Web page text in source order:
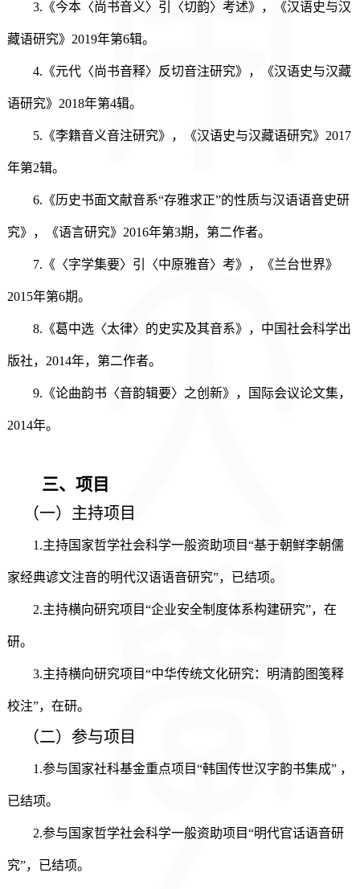
3.《今本〈尚书音义〉引〈切韵〉考述》，《汉语史与汉
藏语研究》2019年第6辑。
4.《元代〈尚书音释〉反切音注研究》，《汉语史与汉藏
语研究》2018年第4辑。
5.《李籍音义音注研究》，《汉语史与汉藏语研究》2017
年第2辑。
6.《历史书面文献音系“存雅求正”的性质与汉语语音史研
究》，《语言研究》2016年第3期，第二作者。
7.《〈字学集要〉引〈中原雅音〉考》，《兰台世界》
2015年第6期。
8.《葛中选〈太律〉的史实及其音系》，中国社会科学出
版社，2014年，第二作者。
9.《论曲韵书〈音韵辑要〉之创新》，国际会议论文集，
2014年。
三、 项目
（一） 主持项目
1.主持国家哲学社会科学一般资助项目“基于朝鲜李朝儒
家经典谚文注音的明代汉语语音研究”，已结项。
2.主持横向研究项目“企业安全制度体系构建研究”，在
研。
3.主持横向研究项目“中华传统文化研究：明清韵图笺释
校注”，在研。
（二） 参与项目
1.参与国家社科基金重点项目“韩国传世汉字韵书集成” ，
已结项。
2.参与国家哲学社会科学一般资助项目“明代官话语音研
究”，已结项。